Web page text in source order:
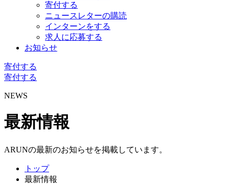
寄付する
ニュースレターの購読
インターンをする
求人に応募する
お知らせ
寄付する
寄付する
NEWS
最新情報
ARUNの最新のお知らせを掲載しています。
トップ
最新情報